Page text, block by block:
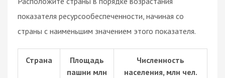
показателя ресурсообеспеченности, начиная со
страны с наименьшим значением этого показателя.
Страна
Площадь
пашни млн
Численность
населения, млн чел.